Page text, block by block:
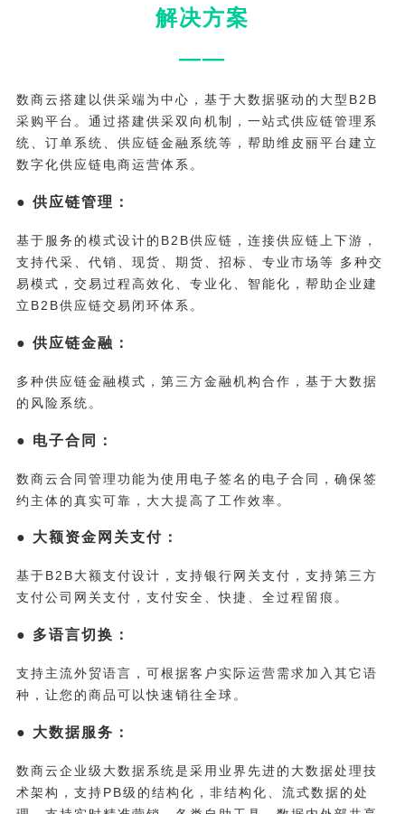
解决方案
——
数商云搭建以供采端为中心，基于大数据驱动的大型B2B
采购平台。通过搭建供采双向机制，一站式供应链管理系
统、订单系统、供应链金融系统等，帮助维皮丽平台建立
数字化供应链电商运营体系。
● 供应链管理：
基于服务的模式设计的B2B供应链，连接供应链上下游，
支持代采、代销、现货、期货、招标、专业市场等 多种交
易模式，交易过程高效化、专业化、智能化，帮助企业建
立B2B供应链交易闭环体系。
● 供应链金融：
多种供应链金融模式，第三方金融机构合作，基于大数据
的风险系统。
● 电子合同：
数商云合同管理功能为使用电子签名的电子合同，确保签
约主体的真实可靠，大大提高了工作效率。
● 大额资金网关支付：
基于B2B大额支付设计，支持银行网关支付，支持第三方
支付公司网关支付，支付安全、快捷、全过程留痕。
● 多语言切换：
支持主流外贸语言，可根据客户实际运营需求加入其它语
种，让您的商品可以快速销往全球。
● 大数据服务：
数商云企业级大数据系统是采用业界先进的大数据处理技
术架构，支持PB级的结构化，非结构化、流式数据的处